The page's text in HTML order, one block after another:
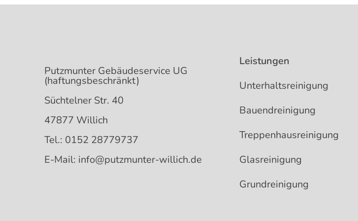
Putzmunter Gebäudeservice UG
(haftungsbeschränkt)
Süchtelner Str. 40
47877 Willich
Tel.: 0152 28779737
E-Mail: info@putzmunter-willich.de
Leistungen
Unterhaltsreinigung
Bauendreinigung
Treppenhausreinigung
Glasreinigung
Grundreinigung